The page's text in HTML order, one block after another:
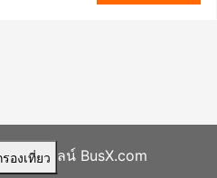
องเที่ยว
ร์ออนไลน์ BusX.com